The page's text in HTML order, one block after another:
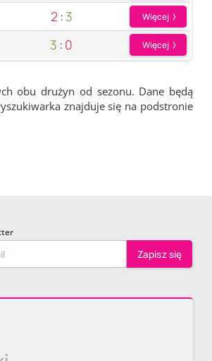
2 : 3 Więcej
3 : 0 Więcej
obu drużyn od sezonu. Dane będą
znajduje się na podstronie